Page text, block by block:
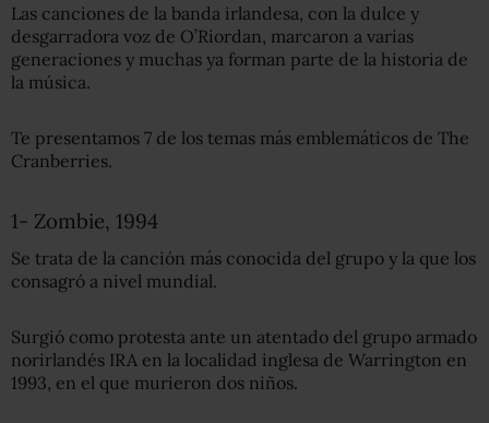
Las canciones de la banda irlandesa, con la dulce y
desgarradora voz de O’Riordan, marcaron a varias
generaciones y muchas ya forman parte de la historia de
la música.
Te presentamos 7 de los temas más emblemáticos de The
Cranberries.
1- Zombie, 1994
Se trata de la canción más conocida del grupo y la que los
consagró a nivel mundial.
Surgió como protesta ante un atentado del grupo armado
norirlandés IRA en la localidad inglesa de Warrington en
1993, en el que murieron dos niños.